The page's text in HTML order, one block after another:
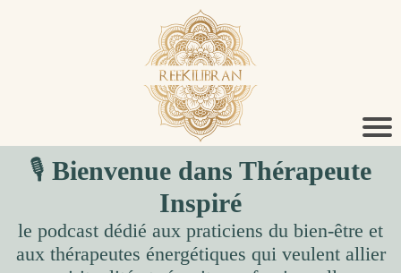
🎙 Bienvenue dans Thérapeute
Inspiré
le podcast dédié aux praticiens du bien-être et
aux thérapeutes énergétiques qui veulent allier